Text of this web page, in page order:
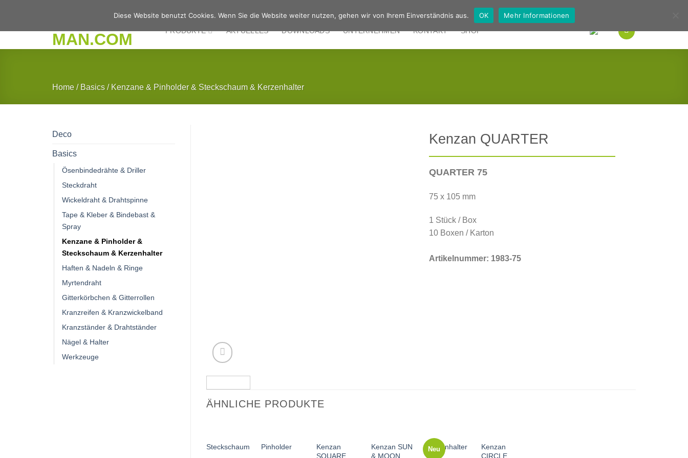
springen
Deutsch
PRODUKTE AKTUELLES DOWNLOADS UNTERNEHMEN KONTAKT SHOP
Home / Basics / Kenzane & Pinholder & Steckschaum & Kerzenhalter
Deco
Basics
Ösenbindedrähte & Driller
Steckdraht
Wickeldraht & Drahtspinne
Tape & Kleber & Bindebast &
Spray
Kenzane & Pinholder &
Steckschaum & Kerzenhalter
Haften & Nadeln & Ringe
Myrtendraht
Gitterkörbchen & Gitterrollen
Kranzreifen & Kranzwickelband
Kranzständer & Drahtständer
Nägel & Halter
Werkzeuge
Kenzan QUARTER
QUARTER 75
75 x 105 mm
1 Stück / Box
10 Boxen / Karton
Artikelnummer: 1983-75
ÄHNLICHE PRODUKTE
Steckschaum Pinholder
Kenzan
SQUARE
Kenzan SUN
& MOON
Neu
Kerzenhalter
Kenzan
CIRCLE
Diese Website benutzt Cookies. Wenn Sie die Website weiter nutzen, gehen wir von Ihrem Einverständnis aus. OK Mehr Informationen